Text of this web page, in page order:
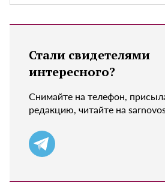
Стали свидетелями
интересного?
Снимайте на телефон,
редакцию, читайте на